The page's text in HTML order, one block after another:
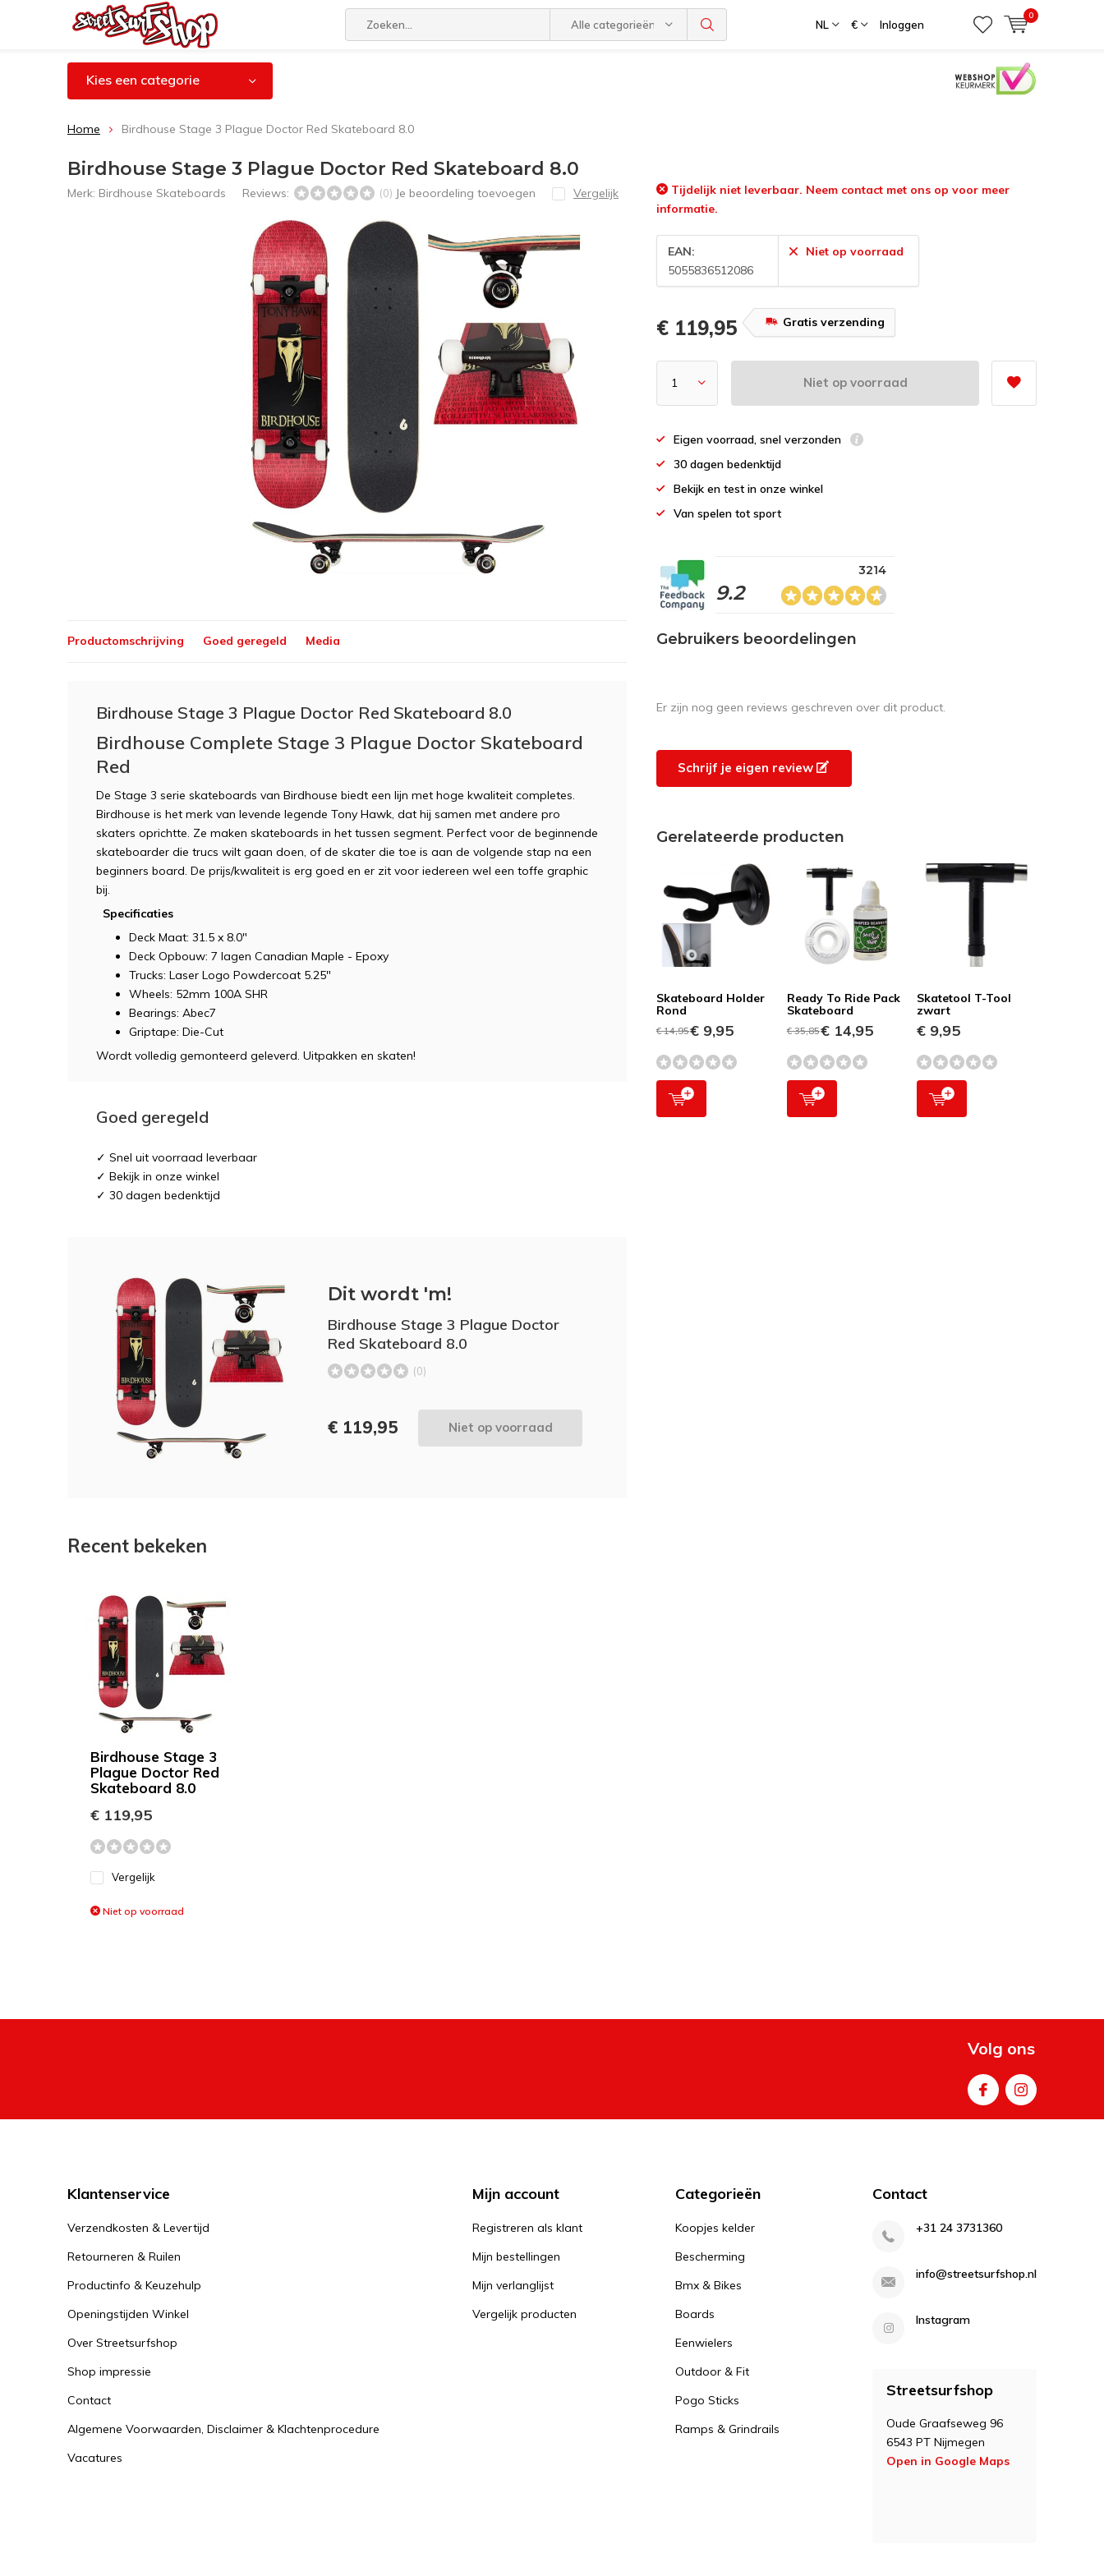
Alle categorieën NL € Inloggen
0
Kies een categorie
Home Birdhouse Stage 3 Plague Doctor Red Skateboard 8.0
Birdhouse Stage 3 Plague Doctor Red Skateboard 8.0
Merk: Birdhouse Skateboards Reviews: (0) Je beoordeling toevoegen Vergelijk
Tijdelijk niet leverbaar. Neem contact met ons op voor meer
informatie.
EAN:
5055836512086
Niet op voorraad
€ 119,95 Gratis verzending
Niet op voorraad
Eigen voorraad, snel verzonden
30 dagen bedenktijd
Bekijk en test in onze winkel
Van spelen tot sport
9.2
3214
Productomschrijving Goed geregeld Media
Birdhouse Stage 3 Plague Doctor Red Skateboard 8.0
Birdhouse Complete Stage 3 Plague Doctor Skateboard
Red
De Stage 3 serie skateboards van Birdhouse biedt een lijn met hoge kwaliteit completes.
Birdhouse is het merk van levende legende Tony Hawk, dat hij samen met andere pro
skaters oprichtte. Ze maken skateboards in het tussen segment. Perfect voor de beginnende
skateboarder die trucs wilt gaan doen, of de skater die toe is aan de volgende stap na een
beginners board. De prijs/kwaliteit is erg goed en er zit voor iedereen wel een toffe graphic
bij.
Specificaties
Deck Maat: 31.5 x 8.0"
Deck Opbouw: 7 lagen Canadian Maple - Epoxy
Trucks: Laser Logo Powdercoat 5.25"
Wheels: 52mm 100A SHR
Bearings: Abec7
Griptape: Die-Cut
Wordt volledig gemonteerd geleverd. Uitpakken en skaten!
Goed geregeld
✓ Snel uit voorraad leverbaar
✓ Bekijk in onze winkel
✓ 30 dagen bedenktijd
Dit wordt 'm!
Birdhouse Stage 3 Plague Doctor
Red Skateboard 8.0
(0)
€ 119,95 Niet op voorraad
Gebruikers beoordelingen
Er zijn nog geen reviews geschreven over dit product.
Schrijf je eigen review
Gerelateerde producten
Skateboard Holder
Rond
€ 14,95€ 9,95
Ready To Ride Pack
Skateboard
€ 35,85€ 14,95
Skatetool T-Tool
zwart
€ 9,95
Recent bekeken
Birdhouse Stage 3
Plague Doctor Red
Skateboard 8.0
€ 119,95
Vergelijk
Niet op voorraad
Volg ons
Klantenservice
Verzendkosten & Levertijd
Retourneren & Ruilen
Productinfo & Keuzehulp
Openingstijden Winkel
Over Streetsurfshop
Shop impressie
Contact
Algemene Voorwaarden, Disclaimer & Klachtenprocedure
Vacatures
Mijn account
Registreren als klant
Mijn bestellingen
Mijn verlanglijst
Vergelijk producten
Categorieën
Koopjes kelder
Bescherming
Bmx & Bikes
Boards
Eenwielers
Outdoor & Fit
Pogo Sticks
Ramps & Grindrails
Contact
+31 24 3731360
info@streetsurfshop.nl
Instagram
Streetsurfshop
Oude Graafseweg 96
6543 PT Nijmegen
Open in Google Maps